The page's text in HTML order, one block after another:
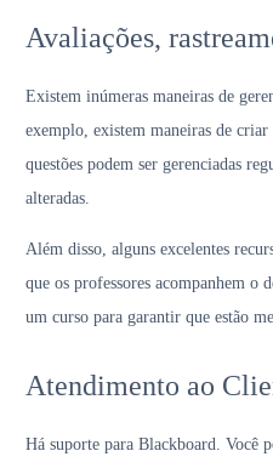
Avaliações,
Existem inúmeras maneiras de
exemplo, existem maneiras de criar
questões podem ser gerenciadas
alteradas.
Além disso, alguns excelentes
que os professores acompanhem o
um curso para garantir que estão
Atendimento ao
Há suporte para Blackboard. Você